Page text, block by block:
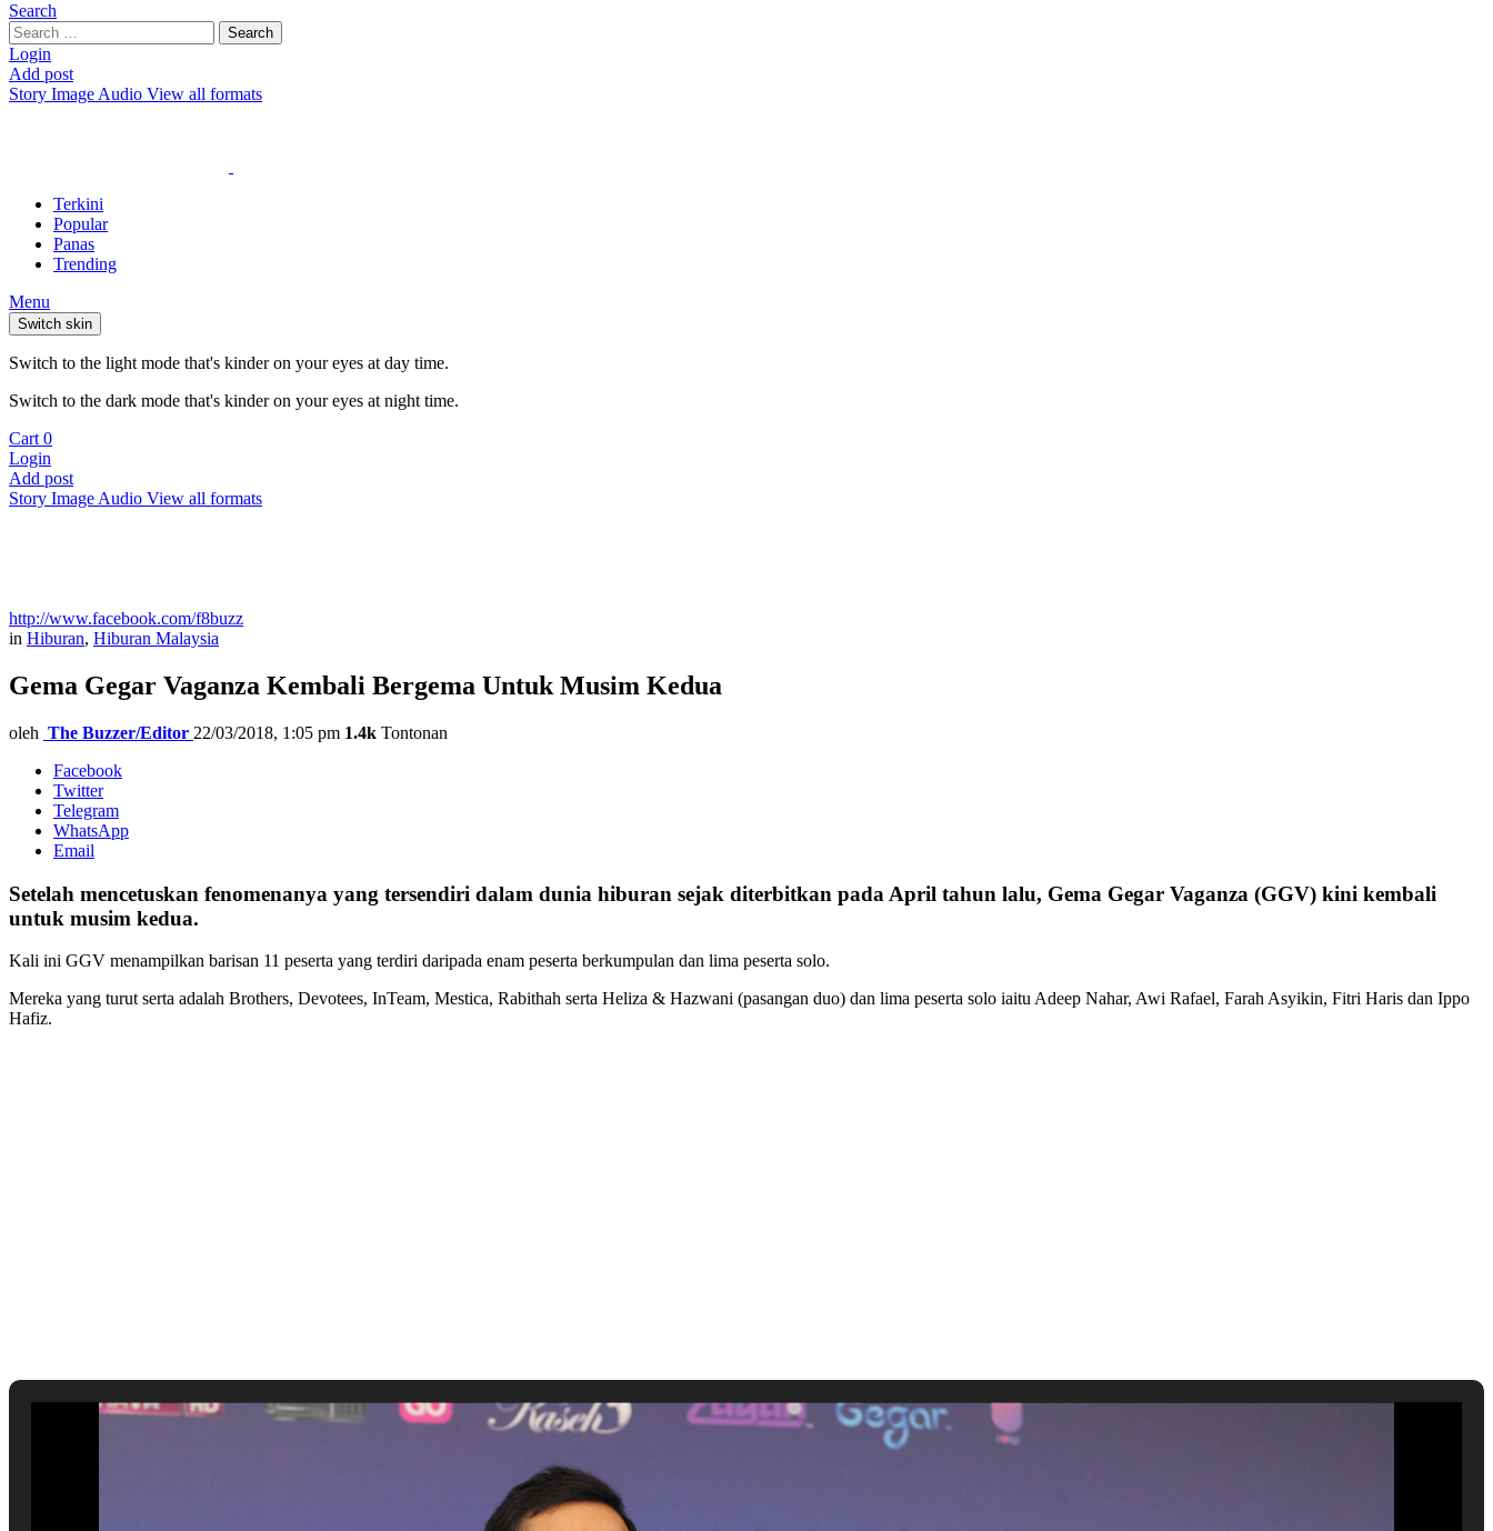
Search
Search
for:
Search
Login
Add post
Story Image Audio View all formats
Terkini
Popular
Panas
Trending
Menu
Switch skin
Switch to the light mode that's kinder on your eyes at day time.
Switch to the dark mode that's kinder on your eyes at night time.
Cart 0
Login
Add post
Story Image Audio View all formats
http://www.facebook.com/f8buzz
in Hiburan, Hiburan Malaysia
Gema Gegar Vaganza Kembali Bergema Untuk Musim Kedua
oleh The Buzzer/Editor 22/03/2018, 1:05 pm 1.4k Tontonan
Facebook
Twitter
Telegram
WhatsApp
Email
Setelah mencetuskan fenomenanya yang tersendiri dalam dunia hiburan sejak diterbitkan pada April tahun lalu, Gema Gegar Vaganza (GGV) kini kembali
untuk musim kedua.
Kali ini GGV menampilkan barisan 11 peserta yang terdiri daripada enam peserta berkumpulan dan lima peserta solo.
Mereka yang turut serta adalah Brothers, Devotees, InTeam, Mestica, Rabithah serta Heliza & Hazwani (pasangan duo) dan lima peserta solo iaitu Adeep Nahar, Awi Rafael, Farah Asyikin, Fitri Haris dan Ippo
Hafiz.